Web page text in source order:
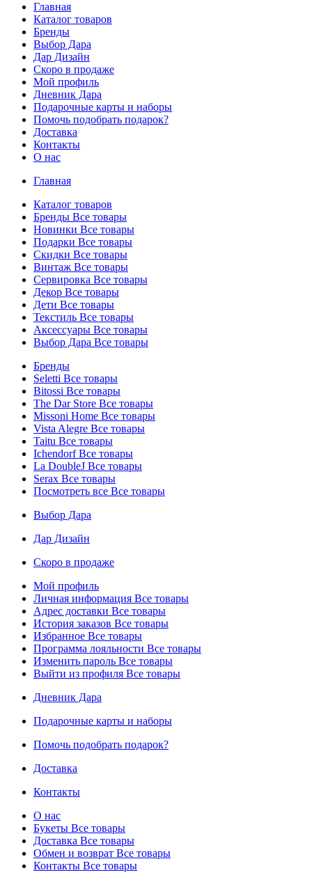
Главная
Каталог товаров
Бренды
Выбор Дара
Дар Дизайн
Скоро в продаже
Мой профиль
Дневник Дара
Подарочные карты и наборы
Помочь подобрать подарок?
Доставка
Контакты
О нас
Главная
Каталог товаров
Бренды Все товары
Новинки Все товары
Подарки Все товары
Скидки Все товары
Винтаж Все товары
Сервировка Все товары
Декор Все товары
Дети Все товары
Текстиль Все товары
Аксессуары Все товары
Выбор Дара Все товары
Бренды
Seletti Все товары
Bitossi Все товары
The Dar Store Все товары
Missoni Home Все товары
Vista Alegre Все товары
Taitu Все товары
IchendorfВсе товары
La DoubleJ Все товары
Serax Все товары
Посмотреть все Все товары
Выбор Дара
Дар Дизайн
Скоро в продаже
Мой профиль
Личная информация Все товары
Адрес доставки Все товары
История заказов Все товары
Избранное Все товары
Программа лояльности Все товары
Изменить пароль Все товары
Выйти из профиля Все товары
Дневник Дара
Подарочные карты и наборы
Помочь подобрать подарок?
Доставка
Контакты
О нас
Букеты Все товары
Доставка Все товары
Обмен и возврат Все товары
Контакты Все товары